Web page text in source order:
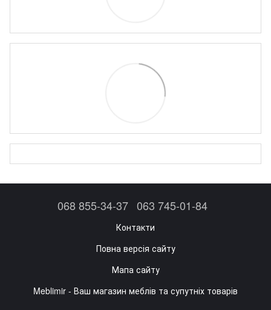
068 855-34-37 063 745-01-84
Контакти
Повна версія сайту
Мапа сайту
Meblimir - Ваш магазин меблів та супутніх товарів